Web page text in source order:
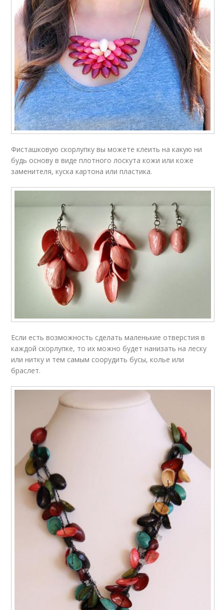
Фисташковую скорлупку вы можете клеить на какую ни
будь основу в виде плотного лоскута кожи или коже
заменителя, куска картона или пластика.
Если есть возможность сделать маленькие отверстия в
каждой скорлупке, то их можно будет нанизать на леску
или нитку и тем самым соорудить бусы, колье или
браслет.